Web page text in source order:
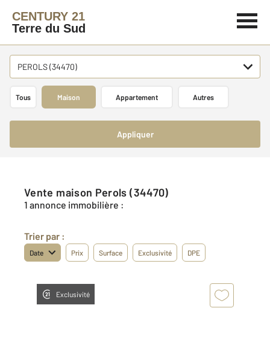
CENTURY 21
Terre du Sud
PEROLS (34470)
Tous Maison Appartement Autres
Appliquer
Vente maison Perols (34470)
1 annonce immobilière :
Trier par :
Date Prix Surface Exclusivité DPE
Exclusivité